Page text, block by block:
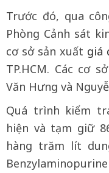
Trước đó, qua
Phòng Cảnh sát
cơ sở sản xuất giá
TP.HCM. Các cơ
Văn Hưng và
Quá trình kiểm
hiện và tạm giữ
hàng trăm lít